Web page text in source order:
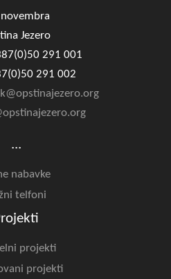
Jezero
291 001
291 002
...
nabavke
telfoni
projekti
projekti